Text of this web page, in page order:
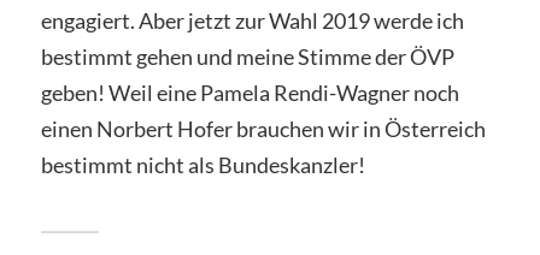
engagiert. Aber jetzt zur Wahl 2019 werde ich
bestimmt gehen und meine Stimme der ÖVP
geben! Weil eine Pamela Rendi-Wagner noch
einen Norbert Hofer brauchen wir in Österreich
bestimmt nicht als Bundeskanzler!